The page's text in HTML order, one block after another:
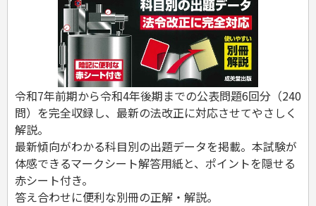
調理師
スキル・キャリアアップ
危険物取扱者
消防設備士
登録販売者
その他資格試験
令和7年前期から令和4年後期までの公表問題6回分（240
問）を完全収録し、最新の法改正に対応させてやさしく
解説。
最新傾向がわかる科目別の出題データを掲載。本試験が
体感できるマークシート解答用紙と、ポイントを隠せる
赤シート付き。
答え合わせに便利な別冊の正解・解説。